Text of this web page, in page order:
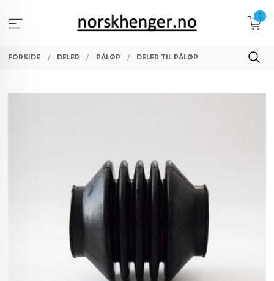
innholdet
0
FORSIDE DELER PÅLØP DELER TIL PÅLØP